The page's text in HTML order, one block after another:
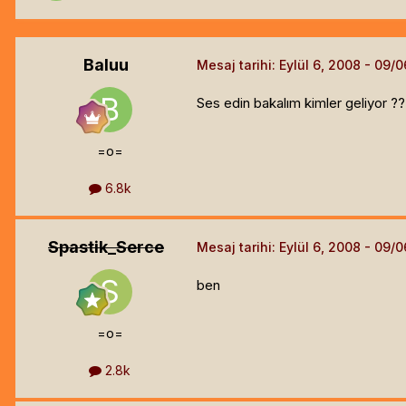
Baluu
=o=
6.8k
Mesaj tarihi: Eylül 6, 2008
Ses edin bakalım kimler geliyor
Spastik_Serce
=o=
2.8k
Mesaj tarihi: Eylül 6, 2008
ben